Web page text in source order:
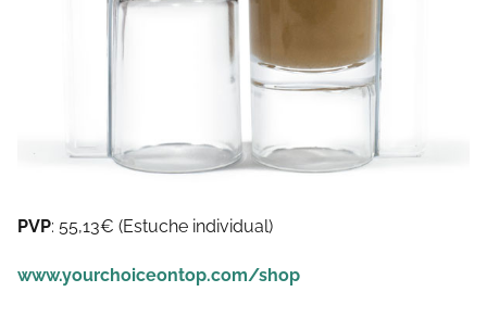
PVP: 55,13€ (Estuche individual)
www.yourchoiceontop.com/shop